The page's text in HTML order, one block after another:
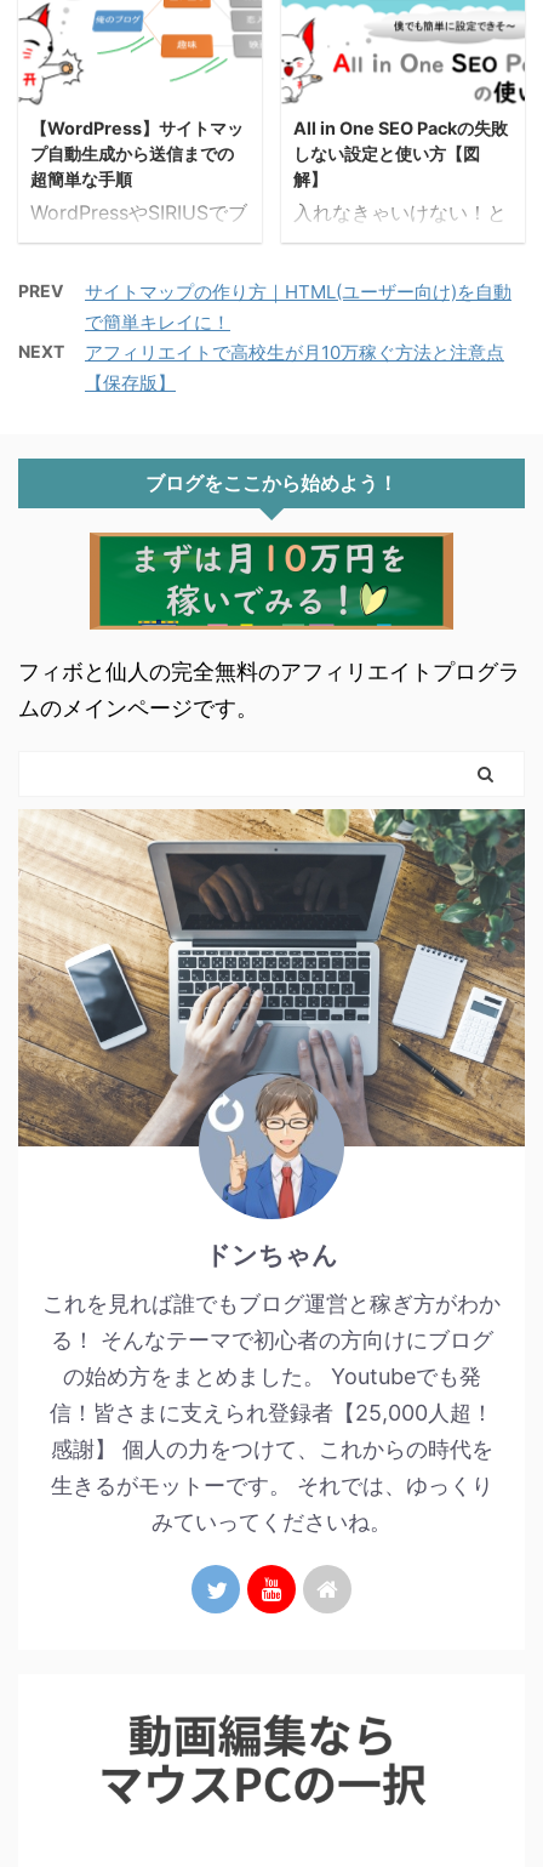
うにamazonや楽天など
複数のリンクがショート
コードを使ってワンクリ
ックで設定できてし ...
そうなんです。ネット
で検索すると良く出てく
るのはBackUPUpという
プラグインが有名です
が、復旧を簡単 ...
ボWordPressなら簡単に
できるらしい♪見本はこ
んな感じのです。 サイ
トマップは3種類ありま
す。今回は3番のサイト
マップですね。 3つの作
成必須サイトマップ 1、
自分用のサイトマップ
トマップ 3、ユーザー用
のHTMLサイトマップ →
今回はこちらを解説 以
下の３つとも非常に重要
なのでまだの人は参考に
全てをプラグインでバッ
クアップしていると思い
ます。でも投稿記事を個
別でサクッとバックアッ
プしたい！そんな時はあ
りませんか？そんな時は
AFFINGER5(WING)専用
プラグインの安心くんが
ィボ投稿ページを個別で
るプラグインはないかな
～ あるぞい。アフー仙人
安心く ...
【WordPress】サイトマッ
プ自動生成から送信までの
超簡単な手順
WordPressやSIRIUSでブ
ログやサイトを立ち上げ
イトマップを送信するこ
とが必須です。これをし
ないとGoogleの検索に
表示されない(インデッ
す。 フィボげげ、そう
なの？やらなきゃ！ ほほ
ほ、焦らなくても大丈夫
じゃ。手順をふめば簡単
にできてしまうぞい。ア
フー仙人 ではGoogle
成と送信までを一緒にや
っていきましょう。
All in One SEO Packの失敗
しない設定と使い方【図
解】
入れなきゃいけない！と
表現してもいいくらい重
One SEO Packの設定方
きます。このプラグイン
ィボお師匠が言ってい
た、必須の必須の必須の
プラグインですね。 注
意ポイント WordPress
テーマのStingerや
WING(Affinger)を使って
で実装されているので追
PREV
サイトマップの作り方｜HTML(ユーザー向け)を自動
で簡単キレイに！
NEXT
アフィリエイトで高校生が月10万稼ぐ方法と注意点
【保存版】
ブログをここから始めよう！
フィボと仙人の完全無料のアフィリエイトプログラ
ムのメインページです。
ドンちゃん
これを見れば誰でもブログ運営と稼ぎ方がわか
る！ そんなテーマで初心者の方向けにブログ
の始め方をまとめました。 Youtubeでも発
信！皆さまに支えられ登録者【25,000人超！
感謝】 個人の力をつけて、これからの時代を
生きるがモットーです。 それでは、ゆっくり
みていってくださいね。